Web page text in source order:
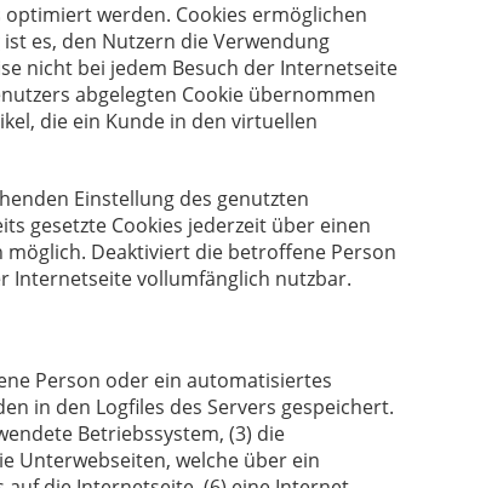
werden. Cookies ermöglichen
es, den Nutzern die Verwendung
nicht bei jedem Besuch der Internetseite
abgelegten Cookie übernommen
die ein Kunde in den virtuellen
Einstellung des genutzten
gesetzte Cookies jederzeit über einen
Deaktiviert die betroffene Person
Internetseite vollumfänglich nutzbar.
Person oder ein automatisiertes
in den Logfiles des Servers gespeichert.
Betriebssystem, (3) die
Unterwebseiten, welche über ein